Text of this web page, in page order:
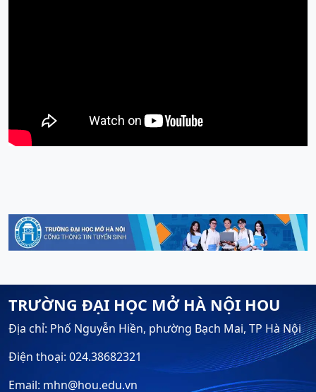
TRƯỜNG ĐẠI HỌC MỞ HÀ NỘI HOU
Địa chỉ: Phố Nguyễn Hiền, phường Bạch Mai, TP Hà Nội
Điện thoại: 024.38682321
Email: mhn@hou.edu.vn